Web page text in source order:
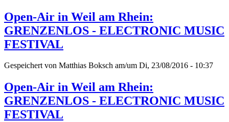
Open-Air in Weil am Rhein:
GRENZENLOS - ELECTRONIC MUSIC
FESTIVAL
Gespeichert von Matthias Boksch am/um Di, 23/08/2016 - 10:37
Open-Air in Weil am Rhein:
GRENZENLOS - ELECTRONIC MUSIC
FESTIVAL